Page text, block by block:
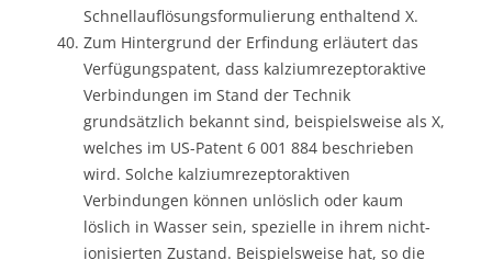
Schnellauflösungsformulierung enthaltend X.
Zum Hintergrund der Erfindung erläutert das
Verfügungspatent, dass kalziumrezeptoraktive
Verbindungen im Stand der Technik
grundsätzlich bekannt sind, beispielsweise als X,
welches im US-Patent 6 001 884 beschrieben
wird. Solche kalziumrezeptoraktiven
Verbindungen können unlöslich oder kaum
löslich in Wasser sein, spezielle in ihrem nicht-
ionisierten Zustand. Beispielsweise hat, so die